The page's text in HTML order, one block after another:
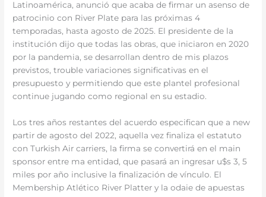
Latinoamérica, anunció que acaba de firmar un asenso de
patrocinio con River Plate para las próximas 4
temporadas, hasta agosto de 2025. El presidente de la
institución dijo que todas las obras, que iniciaron en 2020
por la pandemia, se desarrollan dentro de mis plazos
previstos, trouble variaciones significativas en el
presupuesto y permitiendo que este plantel profesional
continue jugando como regional en su estadio.
Los tres años restantes del acuerdo especifican que a new
partir de agosto del 2022, aquella vez finaliza el estatuto
con Turkish Air carriers, la firma se convertirá en el main
sponsor entre ma entidad, que pasará an ingresar u$s 3, 5
miles por año inclusive la finalización de vínculo. El
Membership Atlético River Platter y la odaie de apuestas